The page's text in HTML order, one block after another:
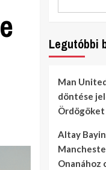
Legutóbbi
Man
döntése
Ördögöket
Altay
Onanához